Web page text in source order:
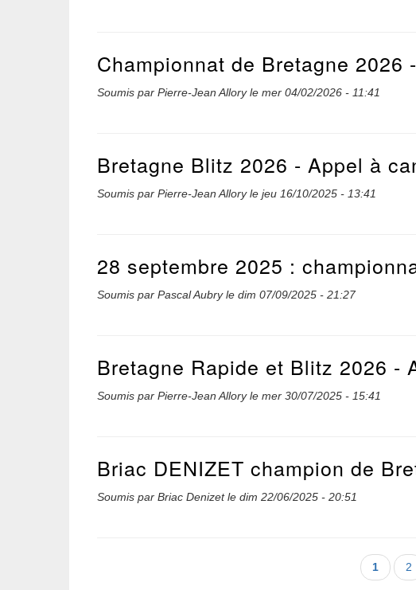
Championnat de Bretagne 2026
Soumis par Pierre-Jean Alloryle mer 04/02/2026 - 11:41
Bretagne Blitz 2026 - Appel à
Soumis par Pierre-Jean Alloryle jeu 16/10/2025 - 13:41
28 septembre 2025 :
Soumis par Pascal Aubryle dim 07/09/2025 - 21:27
Bretagne Rapide et Blitz 2026 -
Soumis par Pierre-Jean Alloryle mer 30/07/2025 - 15:41
Briac DENIZET champion de
Soumis par Briac Denizetle dim 22/06/2025 - 20:51
Page
courante
1 2